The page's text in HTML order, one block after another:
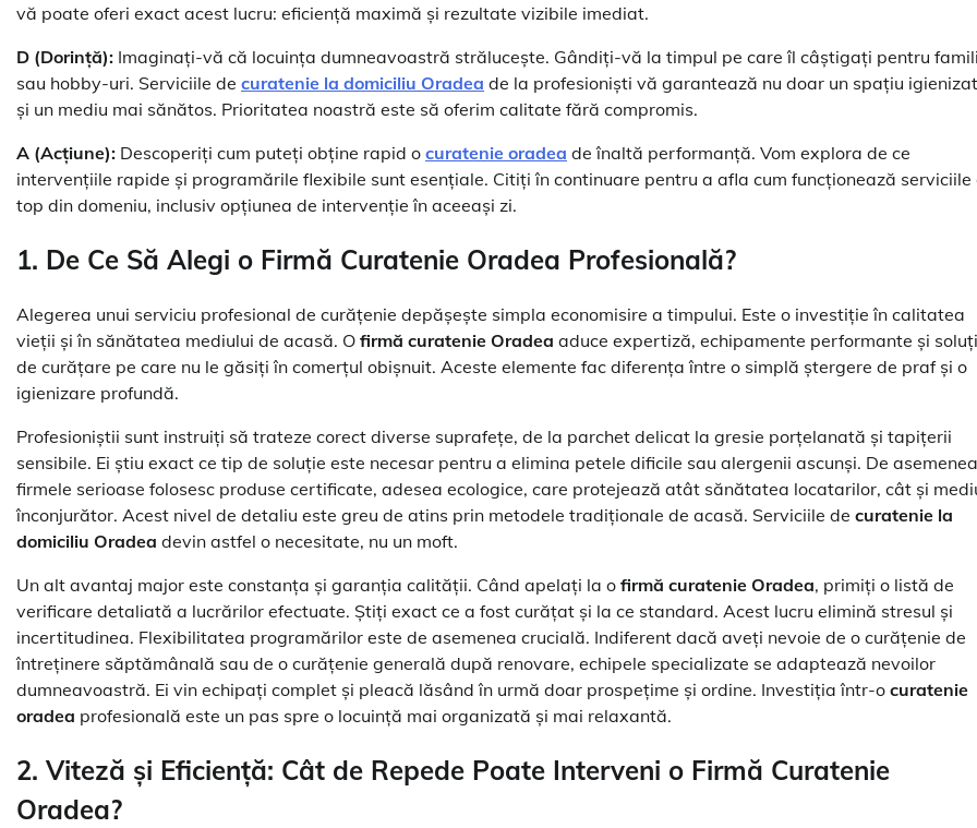
vă poate oferi exact acest lucru: eficiență maximă și rezultate vizibile imediat.
D (Dorință): Imaginați-vă că locuința dumneavoastră strălucește. Gândiți-vă la timpul pe care îl câștigați pentru
sau hobby-uri. Serviciile de curatenie la domiciliu Oradea de la profesioniști vă garantează nu doar un spațiu
și un mediu mai sănătos. Prioritatea noastră este să oferim calitate fără compromis.
A (Acțiune): Descoperiți cum puteți obține rapid o curatenie oradea de înaltă performanță. Vom explora de ce
intervențiile rapide și programările flexibile sunt esențiale. Citiți în continuare pentru a afla cum funcționează serviciile
top din domeniu, inclusiv opțiunea de intervenție în aceeași zi.
1. De Ce Să Alegi o Firmă Curatenie Oradea Profesională?
Alegerea unui serviciu profesional de curățenie depășește simpla economisire a timpului. Este o investiție în calitatea
vieții și în sănătatea mediului de acasă. O firmă curatenie Oradea aduce expertiză, echipamente performante și
de curățare pe care nu le găsiți în comerțul obișnuit. Aceste elemente fac diferența între o simplă ștergere de praf și o
igienizare profundă.
Profesioniștii sunt instruiți să trateze corect diverse suprafețe, de la parchet delicat la gresie porțelanată și tapițerii
sensibile. Ei știu exact ce tip de soluție este necesar pentru a elimina petele dificile sau alergenii ascunși. De
firmele serioase folosesc produse certificate, adesea ecologice, care protejează atât sănătatea locatarilor, cât și
înconjurător. Acest nivel de detaliu este greu de atins prin metodele tradiționale de acasă. Serviciile de curatenie la
domiciliu Oradea devin astfel o necesitate, nu un moft.
Un alt avantaj major este constanța și garanția calității. Când apelați la o firmă curatenie Oradea, primiți o listă de
verificare detaliată a lucrărilor efectuate. Știți exact ce a fost curățat și la ce standard. Acest lucru elimină stresul și
incertitudinea. Flexibilitatea programărilor este de asemenea crucială. Indiferent dacă aveți nevoie de o curățenie de
întreținere săptămânală sau de o curățenie generală după renovare, echipele specializate se adaptează nevoilor
dumneavoastră. Ei vin echipați complet și pleacă lăsând în urmă doar prospețime și ordine. Investiția într-o curatenie
oradea profesională este un pas spre o locuință mai organizată și mai relaxantă.
2. Viteză și Eficiență: Cât de Repede Poate Interveni o Firmă Curatenie
Oradea?